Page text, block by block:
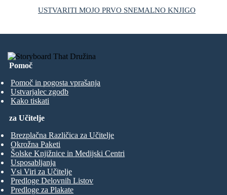
USTVARITI MOJO PRVO SNEMALNO KNJIGO
Pomoč
Pomoč in pogosta vprašanja
Ustvarjalec zgodb
Kako tiskati
za Učitelje
Brezplačna Različica za Učitelje
Okrožna Paketi
Šolske Knjižnice in Medijski Centri
Usposabljanja
Vsi Viri za Učitelje
Predloge Delovnih Listov
Predloge za Plakate